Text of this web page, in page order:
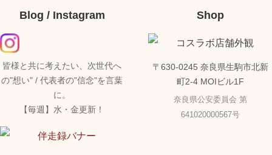
Blog / Instagram
皆様と共に考えたい、次世代へ
の"想い" / 代表者の"信念"を言葉
に。
【毎週】水・金更新！
Shop
〒630-0245 奈良県生駒市北新
町2-4 MOIビル1F
奈良県公安委員会 第
641020000567号